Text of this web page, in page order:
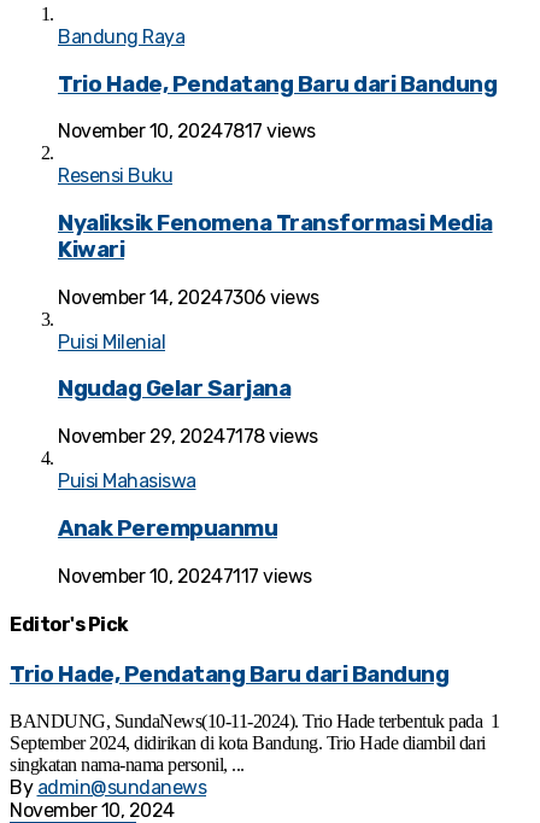
Bandung Raya
Trio Hade, Pendatang Baru dari Bandung
November 10, 20247817 views
Resensi Buku
Nyaliksik Fenomena Transformasi Media
Kiwari
November 14, 20247306 views
Puisi Milenial
Ngudag Gelar Sarjana
November 29, 20247178 views
Puisi Mahasiswa
Anak Perempuanmu
November 10, 20247117 views
Editor'sPick
Trio Hade, Pendatang Baru dari Bandung
BANDUNG, SundaNews(10-11-2024). Trio Hade terbentuk pada 1
September 2024, didirikan di kota Bandung. Trio Hade diambil dari
singkatan nama-nama personil, ...
By admin@sundanews
November 10, 2024